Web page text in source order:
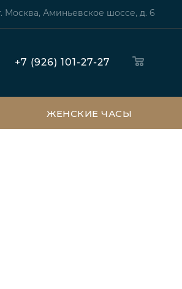
Москва, Аминьевское шоссе, д. 6
+7 (926) 101-27-27
ЖЕНСКИЕ ЧАСЫ